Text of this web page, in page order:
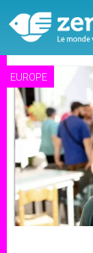
EUROPE